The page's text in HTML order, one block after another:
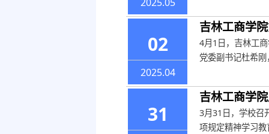
02
2025.04
吉林工商学
4月1日，吉林工
党委副书记杜希
31
吉林工商学
3月31日，学校召
项规定精神学习